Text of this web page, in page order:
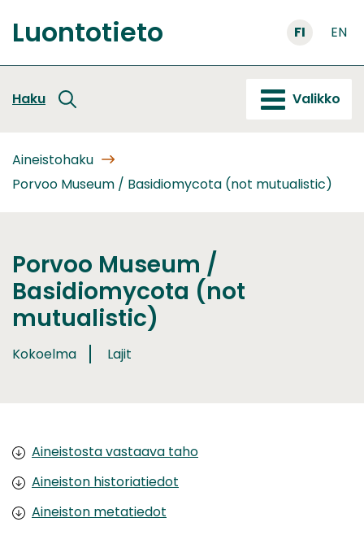
sisältöön
Etusivu
Luontotieto FI EN
Haku Valikko
Aineistohaku
Porvoo Museum / Basidiomycota (not mutualistic)
Porvoo Museum /
Basidiomycota (not
mutualistic)
Kokoelma Lajit
Aineistosta vastaava taho
Aineiston historiatiedot
Aineiston metatiedot